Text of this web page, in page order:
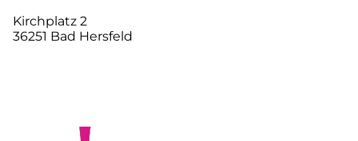
Kirchplatz 2
36251 Bad Hersfeld